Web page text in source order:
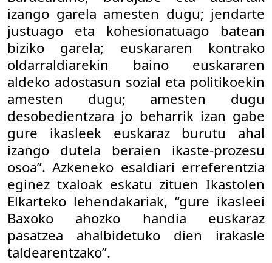
izango garela amesten dugu; jendarte
justuago eta kohesionatuago batean
biziko garela; euskararen kontrako
oldarraldiarekin baino euskararen
aldeko adostasun sozial eta politikoekin
amesten dugu; amesten dugu
desobedientzara jo beharrik izan gabe
gure ikasleek euskaraz burutu ahal
izango dutela beraien ikaste-prozesu
osoa”. Azkeneko esaldiari erreferentzia
eginez txaloak eskatu zituen Ikastolen
Elkarteko lehendakariak, “gure ikasleei
Baxoko ahozko handia euskaraz
pasatzea ahalbidetuko dien irakasle
taldearentzako”.